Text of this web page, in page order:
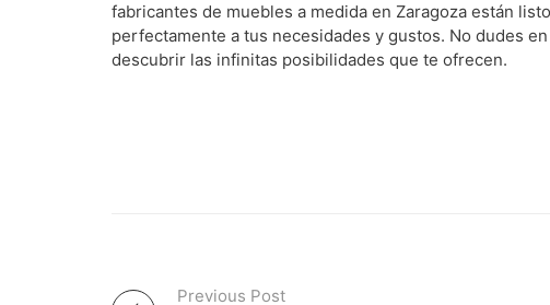
fabricantes de muebles a medida en Zaragoza están
perfectamente a tus necesidades y gustos. No dudes
descubrir las infinitas posibilidades que te ofrecen.
Previous Post